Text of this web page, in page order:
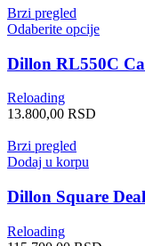
Brzi pregled
Odaberite opcije
Dillon RL550C
Reloading
13.800,00 RSD
Brzi pregled
Dodaj u korpu
Dillon Square Deal
Reloading